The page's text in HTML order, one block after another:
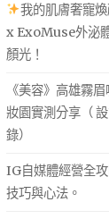
我的肌膚奢寵
x ExoMuse外泌
顏光！
《美容》高雄霧
妝園實測分享（
錄）
IG自媒體經營全
技巧與心法。